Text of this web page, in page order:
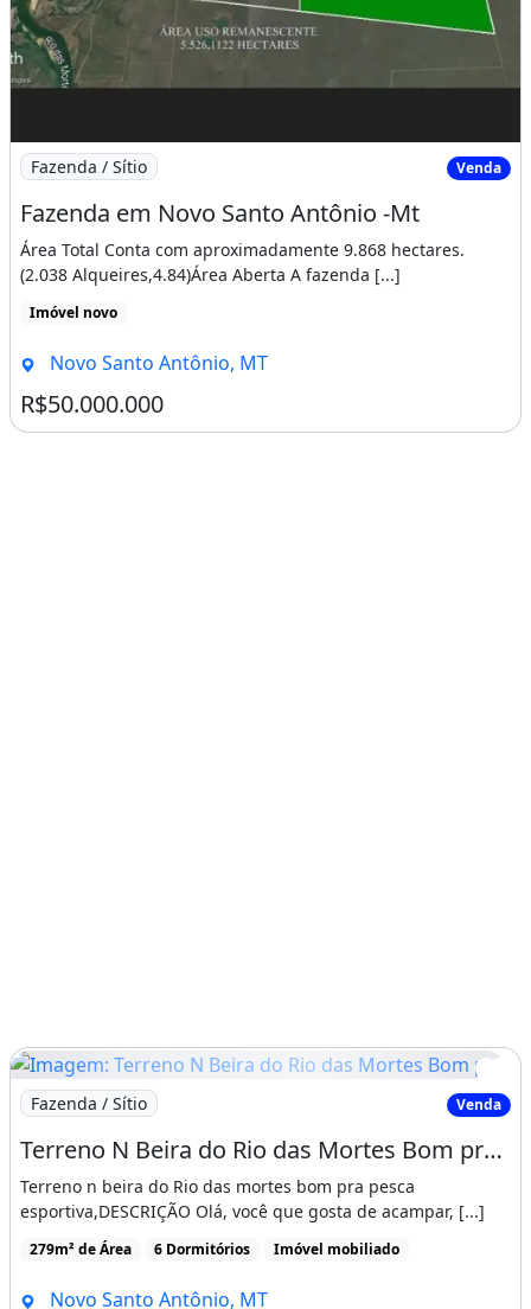
Imagem: Fazenda em Novo Santo Antônio -Mt
Fazenda / Sítio Venda
Fazenda em Novo Santo Antônio -Mt
Área Total Conta com aproximadamente 9.868 hectares.
(2.038 Alqueires,4.84)Área Aberta A fazenda [...]
Imóvel novo
Novo Santo Antônio, MT
R$50.000.000
Imagem: Terreno N Beira do Rio das Mortes Bom pra
Fazenda / Sítio Venda
Terreno N Beira do Rio das Mortes Bom pra Pesca Esportiva
Terreno n beira do Rio das mortes bom pra pesca
esportiva,DESCRIÇÃO Olá, você que gosta de acampar, [...]
279m² de Área 6 Dormitórios Imóvel mobiliado
Novo Santo Antônio, MT